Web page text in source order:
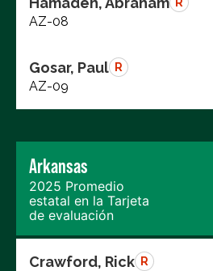
AZ-08
Gosar, Paul R
AZ-09
Arkansas
2025 Promedio
estatal en la Tarjeta
de evaluación
Crawford, Rick R